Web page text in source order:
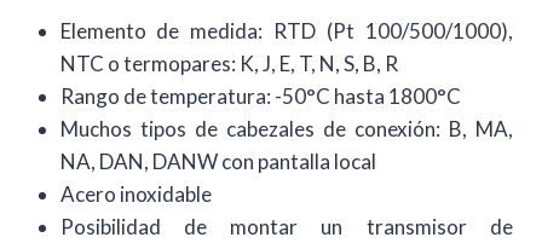
Elemento de medida: RTD (Pt 100/500/1000),
NTC o termopares: K, J, E, T, N, S, B, R
Rango de temperatura: -50°C hasta 1800°C
Muchos tipos de cabezales de conexión: B, MA,
NA, DAN, DANW con pantalla local
Acero inoxidable
Posibilidad de montar un transmisor de